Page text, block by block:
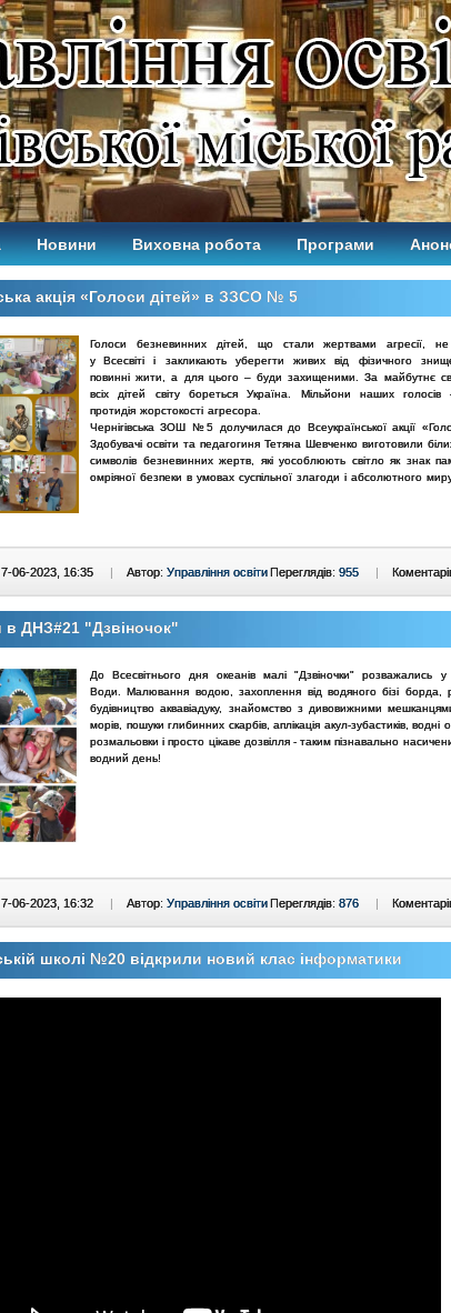
Новини Виховна робота Програми
акція «Голоси дітей» в ЗЗСО № 5
Голоси безневинних дітей, що стали жертвами агресії,
уВсесвіті і закликають уберегти живих від фізичного
повинніжити, а для цього – буди захищеними. За майбутнє
всіх дітей світу бореться Україна. Мільйони наших
протидія жорстокості агресора.
Чернігівська ЗОШ №5 долучилася до Всеукраїнської акції
Здобувачі освіти та педагогиня Тетяна Шевченко виготовили
символів безневинних жертв, які уособлюють світло як знак
омріяної безпеки в умовах суспільної злагоди і абсолютного
06-2023, 16:35 | Автор: Управління освітиПереглядів: 955 |
ДНЗ#21 "Дзвіночок"
До Всесвітнього дня океанів малі "Дзвіночки" розважались
Води. Малювання водою, захоплення від водяного бізі борда,
будівництво аквавіадуку, знайомство з дивовижними
морів, пошуки глибинних скарбів, аплікація акул-зубастиків, водні
розмальовки і просто цікаве дозвілля - таким пізнавально
водний день!
06-2023, 16:32 | Автор: Управління освітиПереглядів: 876 |
школі №20 відкрили новий клас інформатики